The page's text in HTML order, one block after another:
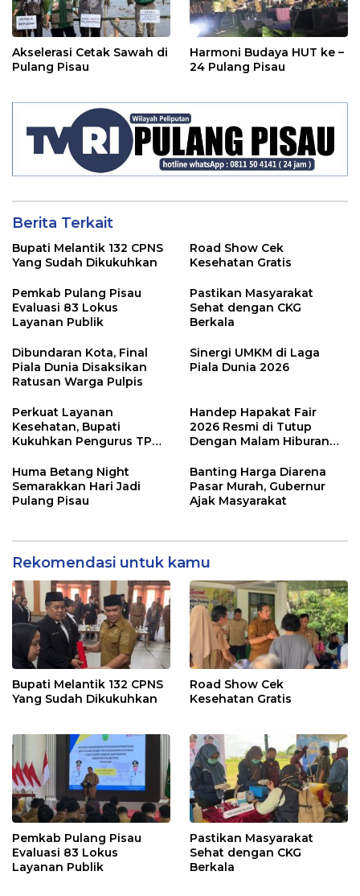
Akselerasi Cetak Sawah di
Pulang Pisau
Harmoni Budaya HUT ke –
24 Pulang Pisau
Berita Terkait
Bupati Melantik 132 CPNS
Yang Sudah Dikukuhkan
Road Show Cek
Kesehatan Gratis
Pemkab Pulang Pisau
Evaluasi 83 Lokus
Layanan Publik
Pastikan Masyarakat
Sehat dengan CKG
Berkala
Dibundaran Kota, Final
Piala Dunia Disaksikan
Ratusan Warga Pulpis
Sinergi UMKM di Laga
Piala Dunia 2026
Perkuat Layanan
Kesehatan, Bupati
Kukuhkan Pengurus TP
Handep Hapakat Fair
2026 Resmi di Tutup
Dengan Malam Hiburan
Huma Betang Night
Semarakkan Hari Jadi
Pulang Pisau
Banting Harga Diarena
Pasar Murah, Gubernur
Ajak Masyarakat
Rekomendasi untuk kamu
Bupati Melantik 132 CPNS
Yang Sudah Dikukuhkan
Road Show Cek
Kesehatan Gratis
Pemkab Pulang Pisau
Evaluasi 83 Lokus
Layanan Publik
Pastikan Masyarakat
Sehat dengan CKG
Berkala